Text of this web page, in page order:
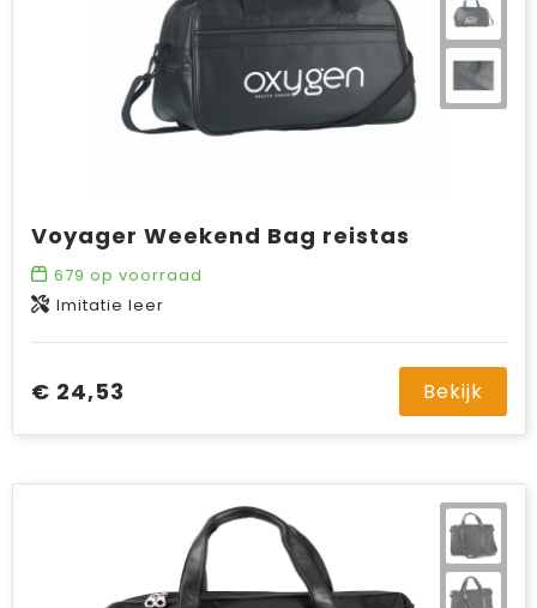
Voyager Weekend Bag reistas
679 op voorraad
Imitatie leer
€ 24,53 Bekijk